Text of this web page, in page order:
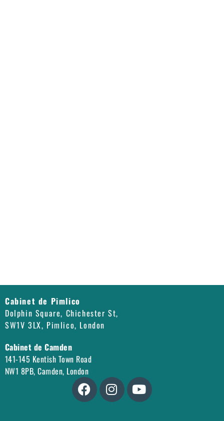
Cabinet de Pimlico
Dolphin Square, Chichester St,
SW1V 3LX, Pimlico, London
Cabinet de Camden
141-145 Kentish Town Road
NW1 8PB, Camden, London